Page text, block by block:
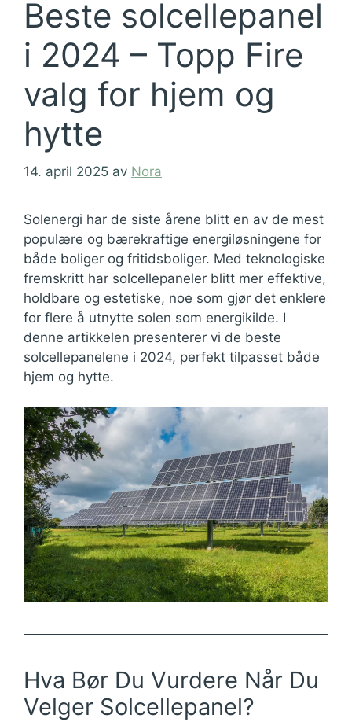
Beste solcellepanel
i 2024 – Topp Fire
valg for hjem og
hytte
14. april 2025 av Nora
Solenergi har de siste årene blitt en av de mest
populære og bærekraftige energiløsningene for
både boliger og fritidsboliger. Med teknologiske
fremskritt har solcellepaneler blitt mer effektive,
holdbare og estetiske, noe som gjør det enklere
for flere å utnytte solen som energikilde. I
denne artikkelen presenterer vi de beste
solcellepanelene i 2024, perfekt tilpasset både
hjem og hytte.
Hva Bør Du Vurdere Når Du
Velger Solcellepanel?